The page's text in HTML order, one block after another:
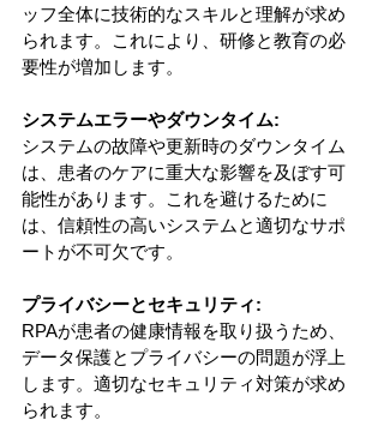
ッフ全体に技術的なスキルと理解が求め
られます。これにより、研修と教育の必
要性が増加します。
システムエラーやダウンタイム:
システムの故障や更新時のダウンタイム
は、患者のケアに重大な影響を及ぼす可
能性があります。これを避けるために
は、信頼性の高いシステムと適切なサポ
ートが不可欠です。
プライバシーとセキュリティ:
RPAが患者の健康情報を取り扱うため、
データ保護とプライバシーの問題が浮上
します。適切なセキュリティ対策が求め
られます。